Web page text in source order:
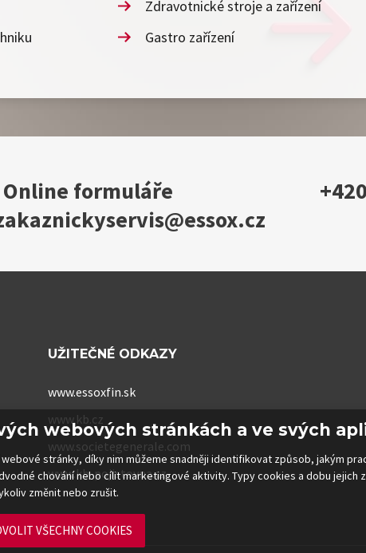
Zdravotnické stroje a zařízení
Gastro zařízení
Online formuláře
UŽITEČNÉ ODKAZY
www.essoxfin.sk
www.kb.cz
www.societegenerale.com
www.kb-pojistovna.cz
webových stránkách a ve svých
stránky, díky nim můžeme snadněji identifikovat způsob, jakým
chování nebo cílit marketingové aktivity. Typy cookies a dobu jejich
změnit nebo zrušit.
VŠECHNY COOKIES